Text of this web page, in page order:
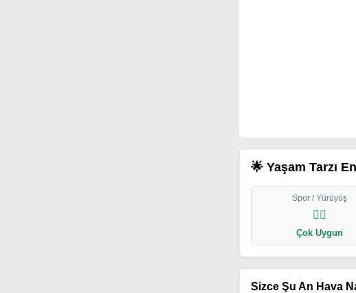
🌟 Yaşam Tarzı
Spor / Yürüyüş
🏃‍♂️
Çok Uygun
Sizce Şu An Hava